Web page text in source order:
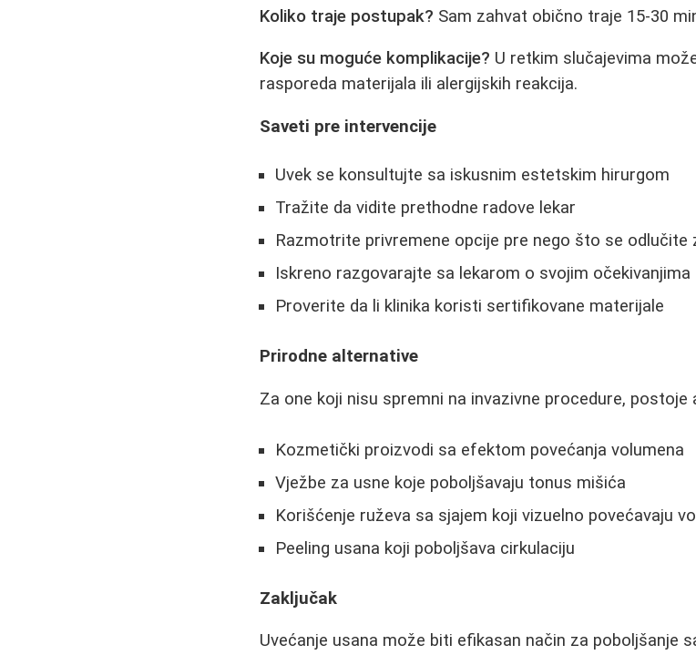
Koliko traje postupak? Sam zahvat obično traje 15-30
Koje su moguće komplikacije? U retkim slučajevima
rasporeda materijala ili alergijskih reakcija.
Saveti pre intervencije
Uvek se konsultujte sa iskusnim estetskim hirurgom
Tražite da vidite prethodne radove lekar
Razmotrite privremene opcije pre nego što se odlučite
Iskreno razgovarajte sa lekarom o svojim očekivanjima
Proverite da li klinika koristi sertifikovane materijale
Prirodne alternative
Za one koji nisu spremni na invazivne procedure, postoje
Kozmetički proizvodi sa efektom povećanja volumena
Vježbe za usne koje poboljšavaju tonus mišića
Korišćenje ruževa sa sjajem koji vizuelno povećavaju
Peeling usana koji poboljšava cirkulaciju
Zaključak
Uvećanje usana može biti efikasan način za poboljšanje